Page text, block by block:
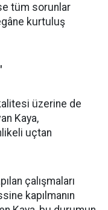
tüm sorunlar
kurtuluş
üzerine de
Kaya,
uçtan
çalışmaları
kapılmanın